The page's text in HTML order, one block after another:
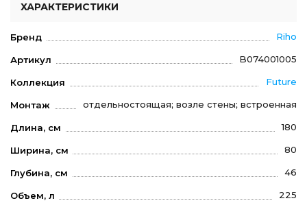
ХАРАКТЕРИСТИКИ
Бренд Riho
Артикул B074001005
Коллекция Future
Монтаж отдельностоящая; возле стены; встроенная
Длина, см 180
Ширина, см 80
Глубина, см 46
Объем, л 225